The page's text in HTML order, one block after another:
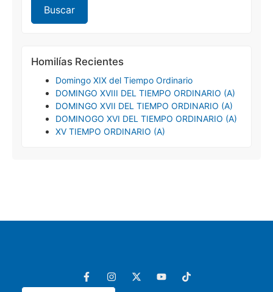
Homilías Recientes
Domingo XIX del Tiempo Ordinario
DOMINGO XVIII DEL TIEMPO ORDINARIO (A)
DOMINGO XVII DEL TIEMPO ORDINARIO (A)
DOMINOGO XVI DEL TIEMPO ORDINARIO (A)
XV TIEMPO ORDINARIO (A)